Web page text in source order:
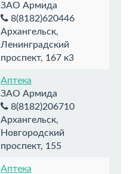
ЗАО Армида
8(8182)620446
Архангельск,
Ленинградский
проспект, 167 к3
Аптека
ЗАО Армида
8(8182)206710
Архангельск,
Новгородский
проспект, 155
Аптека